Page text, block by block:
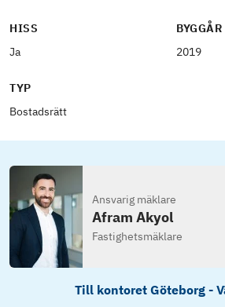
HISS
Ja
BYGGÅR
2019
TYP
Bostadsrätt
Ansvarig mäklare
Afram Akyol
Fastighetsmäklare
Till kontoret Göteborg -